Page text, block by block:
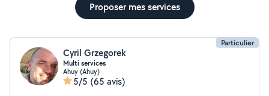
Proposer mes services
Particulier
Cyril Grzegorek
Multi services
Ahuy (Ahuy)
5/5 (65 avis)